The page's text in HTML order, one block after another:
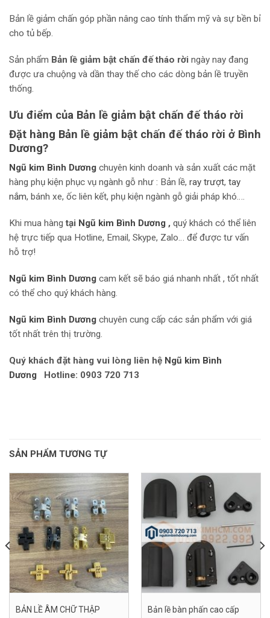
Bản lề giảm chấn góp phần nâng cao tính thẩm mỹ và sự bền bỉ
cho tủ bếp.
Sản phẩm Bản lề giảm bật chấn đế tháo rời ngày nay đang
được ưa chuộng và dần thay thế cho các dòng bản lề truyền
thống.
Ưu điểm của Bản lề giảm bật chấn đế tháo rời
Đặt hàng Bản lề giảm bật chấn đế tháo rời ở Bình
Dương?
Ngũ kim Bình Dương chuyên kinh doanh và sản xuất các mặt
hàng phụ kiện phục vụ ngành gỗ như : Bản lề, ray trượt, tay
nắm, bánh xe, ốc liên kết, phụ kiện ngành gỗ giải pháp khó….
Khi mua hàngtại Ngũ kim Bình Dương , quý khách có thể liên
hệ trực tiếp qua Hotline, Email, Skype, Zalo… để được tư vấn
hỗ trợ!
Ngũ kim Bình Dương cam kết sẽ báo giá nhanh nhất , tốt nhất
có thể cho quý khách hàng.
Ngũ kim Bình Dương chuyên cung cấp các sản phẩm với giá
tốt nhất trên thị trường.
Quý khách đặt hàng vui lòng liên hệ Ngũ kim Bình
Dương
Hotline: 0903 720 713
SẢN PHẨM TƯƠNG TỰ
BẢN LỀ ÂM CHỮ THẬP Bản lề bàn phấn cao cấp